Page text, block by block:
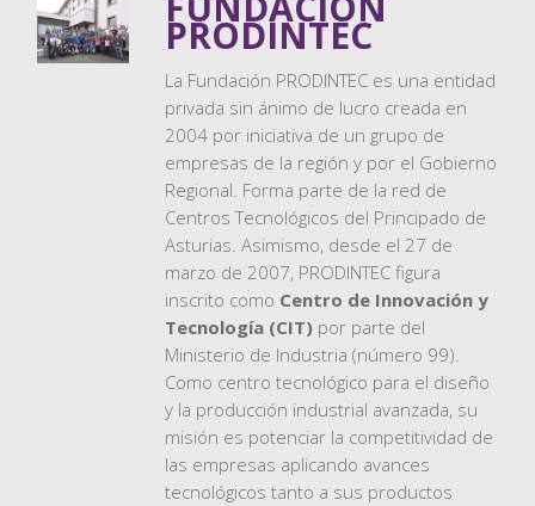
PRODINTEC
La Fundación PRODINTEC es una entidad
privada sin ánimo de lucro creada en
2004 por iniciativa de un grupo de
empresas de la región y por el Gobierno
Regional. Forma parte de la red de
Centros Tecnológicos del Principado de
Asturias. Asimismo, desde el 27 de
marzo de 2007, PRODINTEC figura
inscrito como Centro de Innovación y
Tecnología (CIT) por parte del
Ministerio de Industria (número 99).
Como centro tecnológico para el diseño
y la producción industrial avanzada, su
misión es potenciar la competitividad de
las empresas aplicando avances
tecnológicos tanto a sus productos